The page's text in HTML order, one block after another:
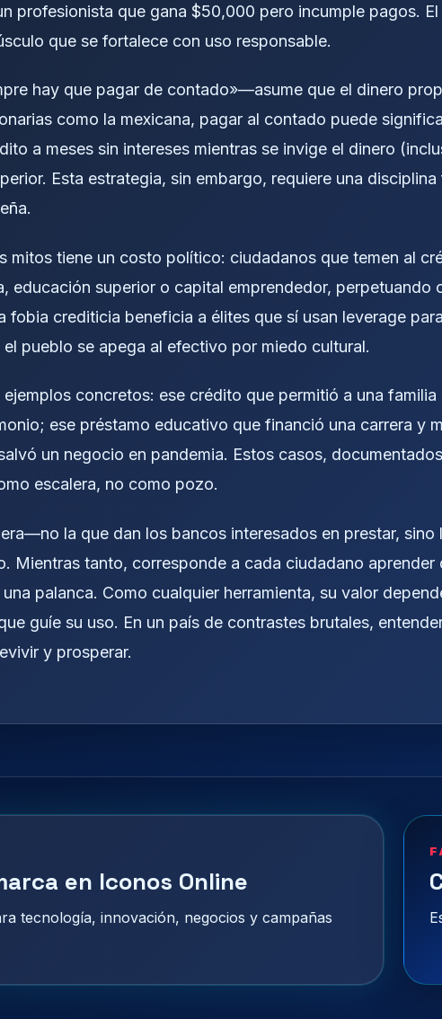
profesionista que gana $50,000 pero incumple pagos.
que se fortalece con uso responsable.
hay que pagar de contado»—asume que el dinero
como la mexicana, pagar al contado puede
a meses sin intereses mientras se invige el dinero
Esta estrategia, sin embargo, requiere una
mitos tiene un costo político: ciudadanos que temen al
educación superior o capital emprendedor, perpetuando
fobia crediticia beneficia a élites que sí usan leverage
pueblo se apega al efectivo por miedo cultural.
concretos: ese crédito que permitió a una familia
ese préstamo educativo que financió una carrera y
un negocio en pandemia. Estos casos,
escalera, no como pozo.
la que dan los bancos interesados en prestar,
Mientras tanto, corresponde a cada ciudadano aprender
palanca. Como cualquier herramienta, su valor
guíe su uso. En un país de contrastes brutales,
y prosperar.
en Iconos Online
tecnología, innovación, negocios y campañas